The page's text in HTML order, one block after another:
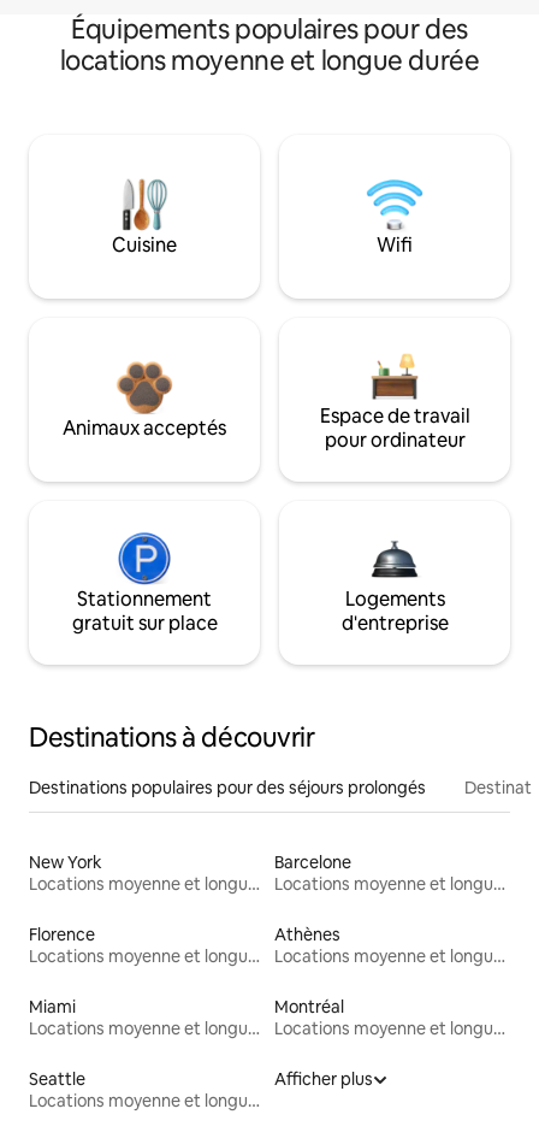
Équipements populaires pour des
locations moyenne et longue durée
Cuisine Wifi
Animaux acceptés
Espace de travail
pour ordinateur
Stationnement
gratuit sur place
Logements
d'entreprise
Destinations à découvrir
Destinations populaires pour des séjours prolongés
New York
Locations moyenne et longue durée
Barcelone
Locations moyenne et longue durée
Florence
Locations moyenne et longue durée
Athènes
Locations moyenne et longue durée
Miami
Locations moyenne et longue durée
Montréal
Locations moyenne et longue durée
Seattle
Locations moyenne et longue durée
Afficher plus